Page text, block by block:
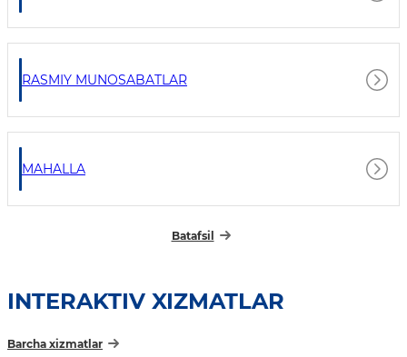
RASMIY MUNOSABATLAR
MAHALLA
Batafsil
INTERAKTIV XIZMATLAR
Barcha xizmatlar